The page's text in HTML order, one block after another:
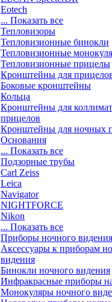
Eotech
... Показать все
Тепловизоры
Тепловизионные бинокли
Тепловизионные
Тепловизионные прицелы
Кронштейны для
Боковые кронштейны
Кольца
Кронштейны для
прицелов
Кронштейны для ночных
Основания
... Показать все
Подзорные трубы
Carl Zeiss
Leica
Navigator
NIGHTFORCE
Nikon
... Показать все
Приборы ночного видения
Аксессуары к приборам
видения
Бинокли ночного видения
Инфракрасные приборы
Монокуляры ночного